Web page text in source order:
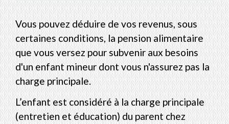
Vous pouvez déduire de vos revenus, sous
certaines conditions, la pension alimentaire
que vous versez pour subvenir aux besoins
d'un enfant mineur dont vous n'assurez pas la
charge principale.
L’enfant est considéré à la charge principale
(entretien et éducation) du parent chez